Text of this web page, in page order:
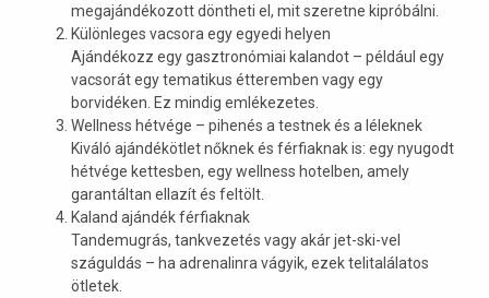
megajándékozott döntheti el, mit szeretne kipróbálni.
Különleges vacsora egy egyedi helyen
Ajándékozz egy gasztronómiai kalandot – például egy
vacsorát egy tematikus étteremben vagy egy
borvidéken. Ez mindig emlékezetes.
Wellness hétvége – pihenés a testnek és a léleknek
Kiváló ajándékötlet nőknek és férfiaknak is: egy nyugodt
hétvége kettesben, egy wellness hotelben, amely
garantáltan ellazít és feltölt.
Kaland ajándék férfiaknak
Tandemugrás, tankvezetés vagy akár jet-ski-vel
száguldás – ha adrenalinra vágyik, ezek telitalálatos
ötletek.